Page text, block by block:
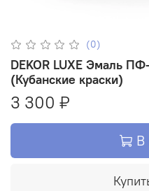
(0)
DEKOR LUXE Эмаль ПФ-115 Ярко-зеленая 20кг
(Кубанские краски)
3 300 ₽
В